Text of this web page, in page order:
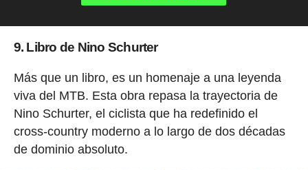
9. Libro de Nino Schurter
Más que un libro, es un homenaje a una leyenda
viva del MTB. Esta obra repasa la trayectoria de
Nino Schurter, el ciclista que ha redefinido el
cross-country moderno a lo largo de dos décadas
de dominio absoluto.